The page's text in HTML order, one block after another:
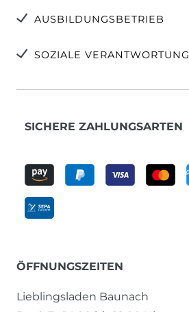
AUSBILDUNGSBETRIEB
SOZIALE VERANTWORTUNG
SICHERE ZAHLUNGSARTEN
ÖFFNUNGSZEITEN
Lieblingsladen Baunach